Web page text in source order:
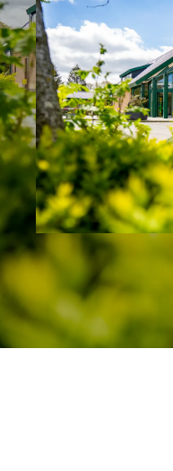
shoot van